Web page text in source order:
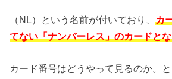
（NL）という名前が付いており、カ
てない「ナンバーレス」のカードと
カード番号はどうやって見るのか。